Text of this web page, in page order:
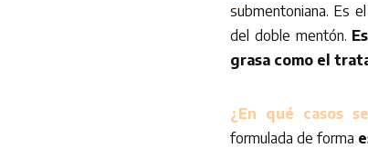
submentoniana. Es
del doble mentón.
grasa como el
¿En qué casos
formulada de forma